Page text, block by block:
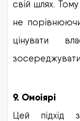
свій шлях.
не
цінувати
9. Омоіярі
Цей підхід